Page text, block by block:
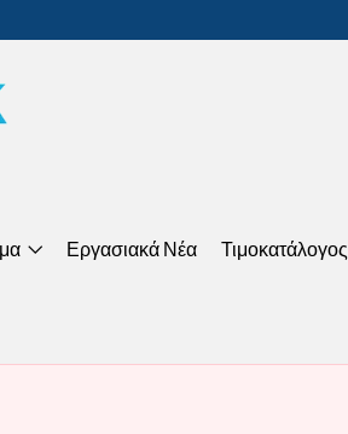
Εργασιακά Νέα Τιμοκατάλογος